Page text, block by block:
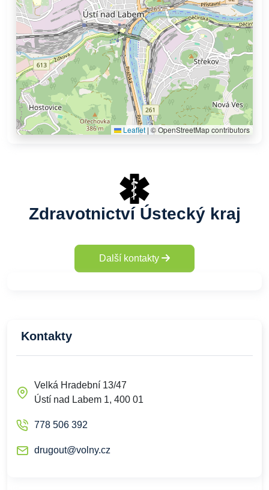
Leaflet | © OpenStreetMap contributors
Zdravotnictví Ústecký kraj
Další kontakty
Kontakty
Velká Hradební 13/47
Ústí nad Labem 1, 400 01
778 506 392
drugout@volny.cz